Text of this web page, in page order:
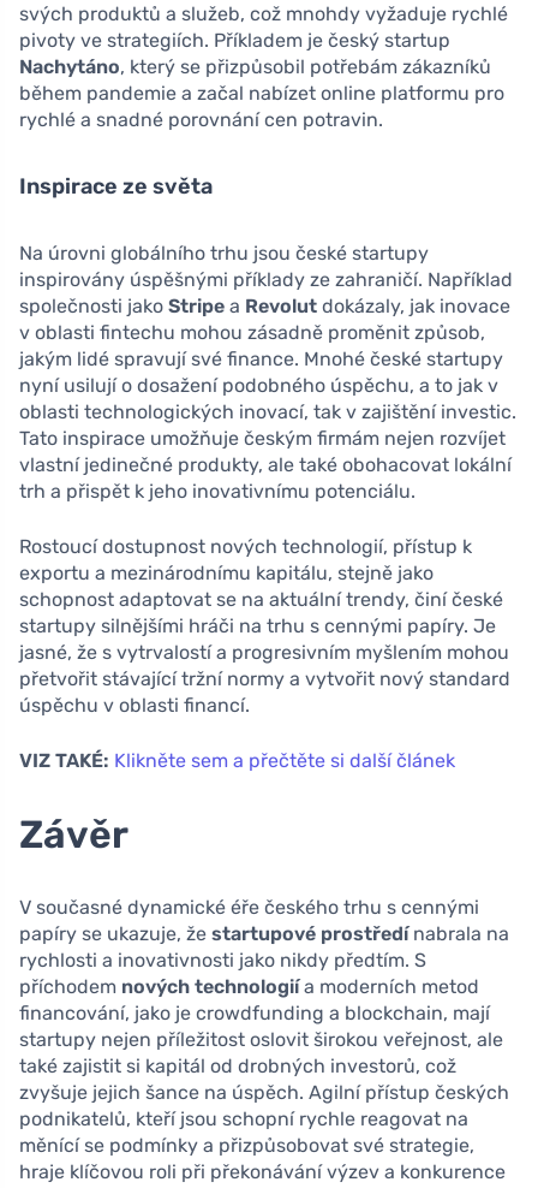
svých produktů a služeb, což mnohdy vyžaduje rychlé
pivoty ve strategiích. Příkladem je český startup
Nachytáno, který se přizpůsobil potřebám zákazníků
během pandemie a začal nabízet online platformu pro
rychlé a snadné porovnání cen potravin.
Inspirace ze světa
Na úrovni globálního trhu jsou české startupy
inspirovány úspěšnými příklady ze zahraničí. Například
společnosti jako Stripe a Revolut dokázaly, jak inovace
v oblasti fintechu mohou zásadně proměnit způsob,
jakým lidé spravují své finance. Mnohé české startupy
nyní usilují o dosažení podobného úspěchu, a to jak v
oblasti technologických inovací, tak v zajištění investic.
Tato inspirace umožňuje českým firmám nejen rozvíjet
vlastní jedinečné produkty, ale také obohacovat lokální
trh a přispět k jeho inovativnímu potenciálu.
Rostoucí dostupnost nových technologií, přístup k
exportu a mezinárodnímu kapitálu, stejně jako
schopnost adaptovat se na aktuální trendy, činí české
startupy silnějšími hráči na trhu s cennými papíry. Je
jasné, že s vytrvalostí a progresivním myšlením mohou
přetvořit stávající tržní normy a vytvořit nový standard
úspěchu v oblasti financí.
VIZ TAKÉ: Klikněte sem a přečtěte si další článek
Závěr
V současné dynamické éře českého trhu s cennými
papíry se ukazuje, že startupové prostředínabrala na
rychlosti a inovativnosti jako nikdy předtím. S
příchodem nových technologiía moderních metod
financování, jako je crowdfunding a blockchain, mají
startupy nejen příležitost oslovit širokou veřejnost, ale
také zajistit si kapitál od drobných investorů, což
zvyšuje jejich šance na úspěch. Agilní přístup českých
podnikatelů, kteří jsou schopní rychle reagovat na
měnící se podmínky a přizpůsobovat své strategie,
hraje klíčovou roli při překonávání výzev a konkurence